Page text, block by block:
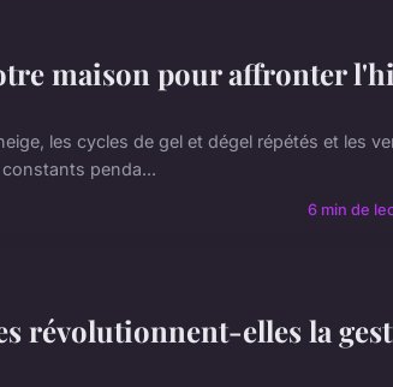
maison pour affronter
les cycles de gel et dégel répétés et les
penda...
6 min de
révolutionnent-elles la